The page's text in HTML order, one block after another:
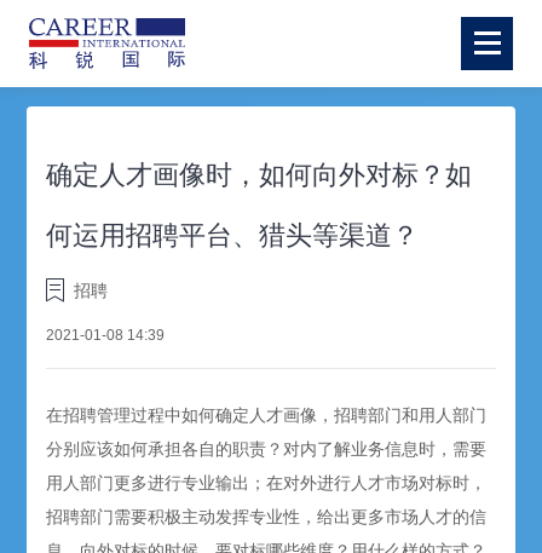
确定人才画像时，如何向外对标？如
何运用招聘平台、猎头等渠道？
招聘
2021-01-08 14:39
在招聘管理过程中如何确定人才画像，招聘部门和用人部门
分别应该如何承担各自的职责？对内了解业务信息时，需要
用人部门更多进行专业输出；在对外进行人才市场对标时，
招聘部门需要积极主动发挥专业性，给出更多市场人才的信